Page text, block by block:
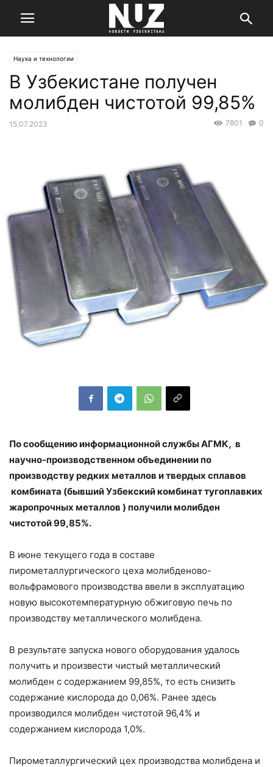
Наука и технологии
В Узбекистане получен
молибден чистотой 99,85%
15.07.2023 0
7801
По сообщению информационной службы АГМК, в
научно-производственном объединении по
производству редких металлов и твердых сплавов
комбината (бывший Узбекский комбинат тугоплавких
жаропрочных металлов ) получили молибден
чистотой 99,85%.
В июне текущего года в составе
пирометаллургического цеха молибденово-
вольфрамового производства ввели в эксплуатацию
новую высокотемпературную обжиговую печь по
производству металлического молибдена.
В результате запуска нового оборудования удалось
получить и произвести чистый металлический
молибден с содержанием 99,85%, то есть снизить
содержание кислорода до 0,06%. Ранее здесь
производился молибден чистотой 96,4% и
содержанием кислорода 1,0%.
Пирометаллургический цех производства молибдена и